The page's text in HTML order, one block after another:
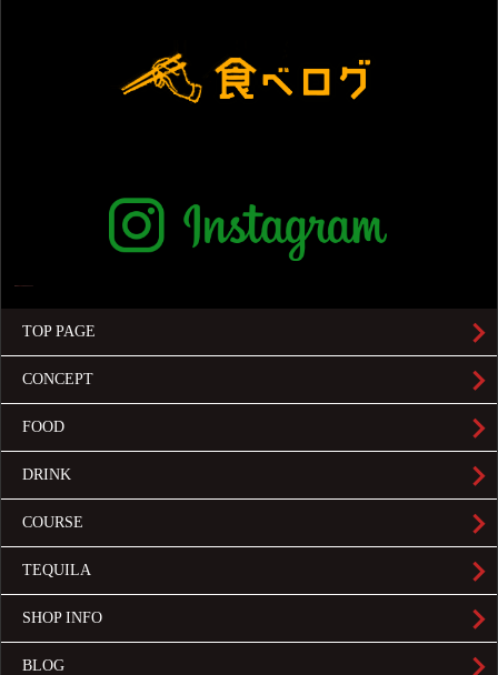
TOP PAGE
CONCEPT
FOOD
DRINK
COURSE
TEQUILA
SHOP INFO
BLOG